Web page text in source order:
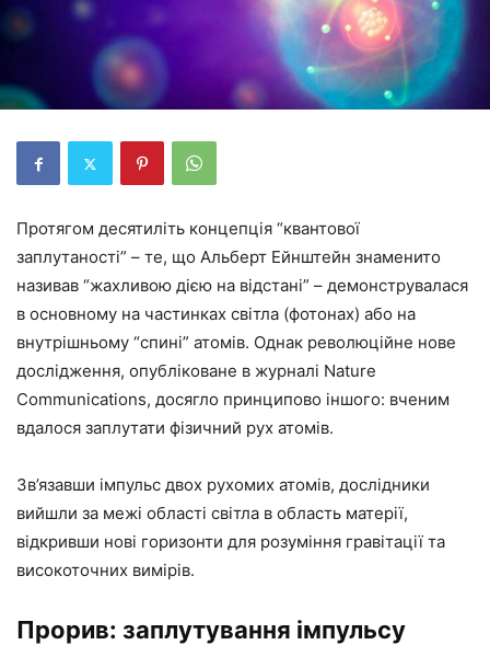
Протягом десятиліть концепція “квантової
заплутаності” – те, що Альберт Ейнштейн знаменито
називав “жахливою дією на відстані” – демонструвалася
в основному на частинках світла (фотонах) або на
внутрішньому “спині” атомів. Однак революційне нове
дослідження, опубліковане в журналі Nature
Communications, досягло принципово іншого: вченим
вдалося заплутати фізичний рух атомів.
Зв’язавши імпульс двох рухомих атомів, дослідники
вийшли за межі області світла в область матерії,
відкривши нові горизонти для розуміння гравітації та
високоточних вимірів.
Прорив: заплутування імпульсу